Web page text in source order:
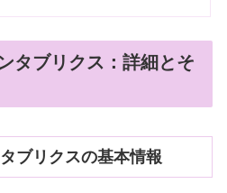
タブリクス：詳細とそ
ブリクスの基本情報